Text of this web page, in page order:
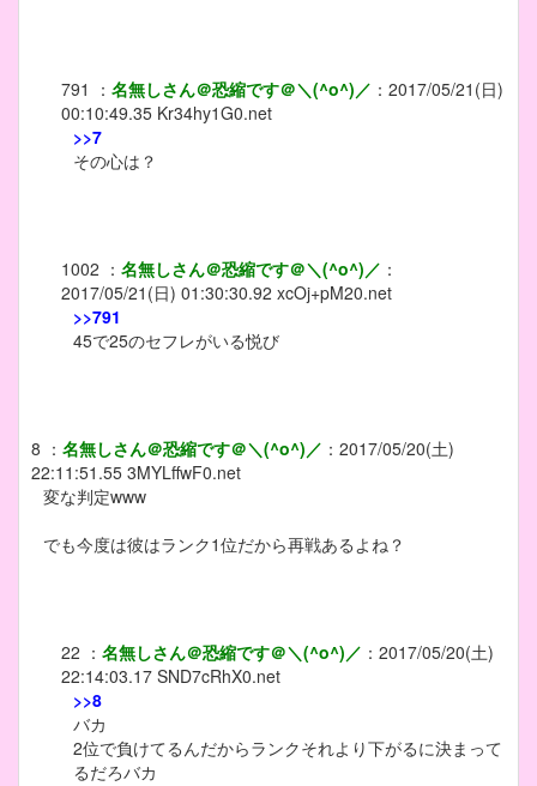
791 ： 名無しさん＠恐縮です＠＼(^o^)／ ： 2017/05/21(日)
00:10:49.35 Kr34hy1G0.net
>>7
その心は？
1002 ： 名無しさん＠恐縮です＠＼(^o^)／ ：
2017/05/21(日) 01:30:30.92 xcOj+pM20.net
>>791
45で25のセフレがいる悦び
8 ： 名無しさん＠恐縮です＠＼(^o^)／ ： 2017/05/20(土)
22:11:51.55 3MYLffwF0.net
変な判定www
でも今度は彼はランク1位だから再戦あるよね？
22 ： 名無しさん＠恐縮です＠＼(^o^)／ ： 2017/05/20(土)
22:14:03.17 SND7cRhX0.net
>>8
バカ
2位で負けてるんだからランクそれより下がるに決まって
るだろバカ